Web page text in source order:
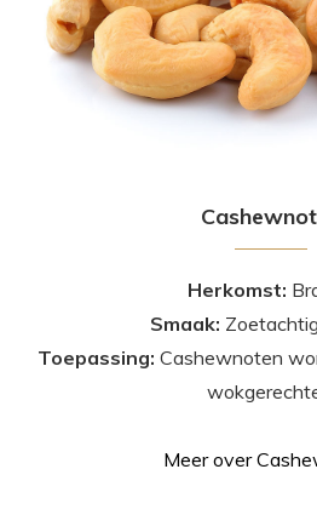
Herkomst:
Smaak:
Toepassing: Cashewnoten
Meer over